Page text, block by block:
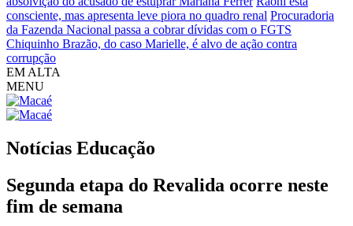
consciente, mas apresenta leve piora no quadro renal Procuradoria
da Fazenda Nacional passa a cobrar dívidas com o FGTS
Chiquinho Brazão, do caso Marielle, é alvo de ação contra
corrupção
EM ALTA
MENU
Notícias Educação
Segunda etapa do Revalida ocorre neste
fim de semana